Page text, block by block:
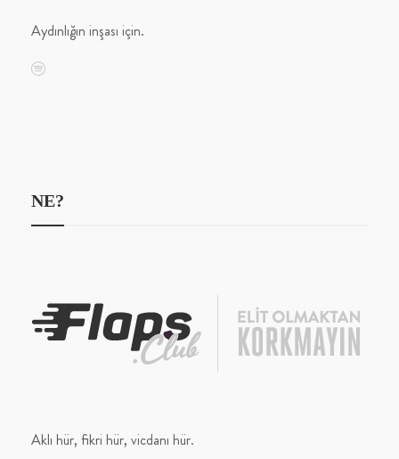
Aydınlığın inşası için.
NE?
Aklı hür, fikri hür, vicdanı hür.